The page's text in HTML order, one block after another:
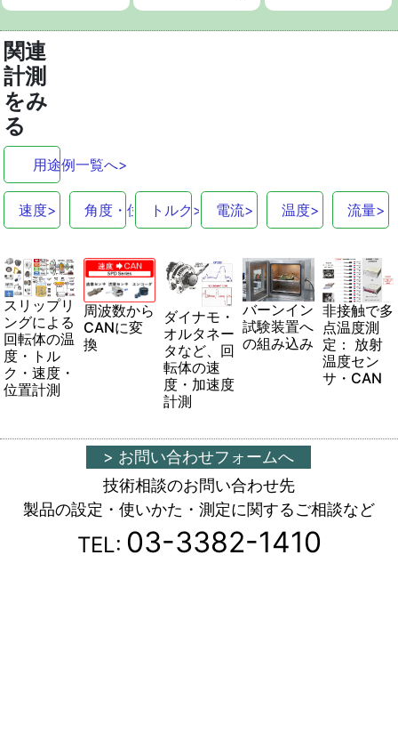
関連
計測
をみ
る
用途例一覧へ>
速度> 角度・位置>トルク> 電流> 温度> 流量>
スリップリ
ングによる
回転体の温
度・トル
ク・速度・
位置計測
周波数から
CANに変
換
ダイナモ・
オルタネー
タなど、回
転体の速
度・加速度
計測
バーンイン
試験装置へ
の組み込み
非接触で多
点温度測
定： 放射
温度セン
サ・CAN
> お問い合わせフォームへ
技術相談のお問い合わせ先
製品の設定・使いかた・測定に関するご相談など
TEL: 03-3382-1410